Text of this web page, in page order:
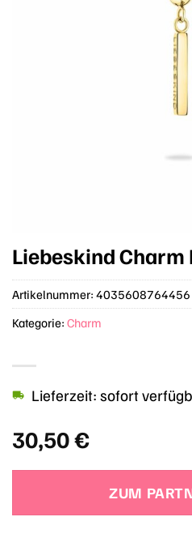
Liebeskind Charm
30,50€
Lieferzeit: sofort
ZUM
Artikelnummer: 4035608764456
Kategorie: Charm